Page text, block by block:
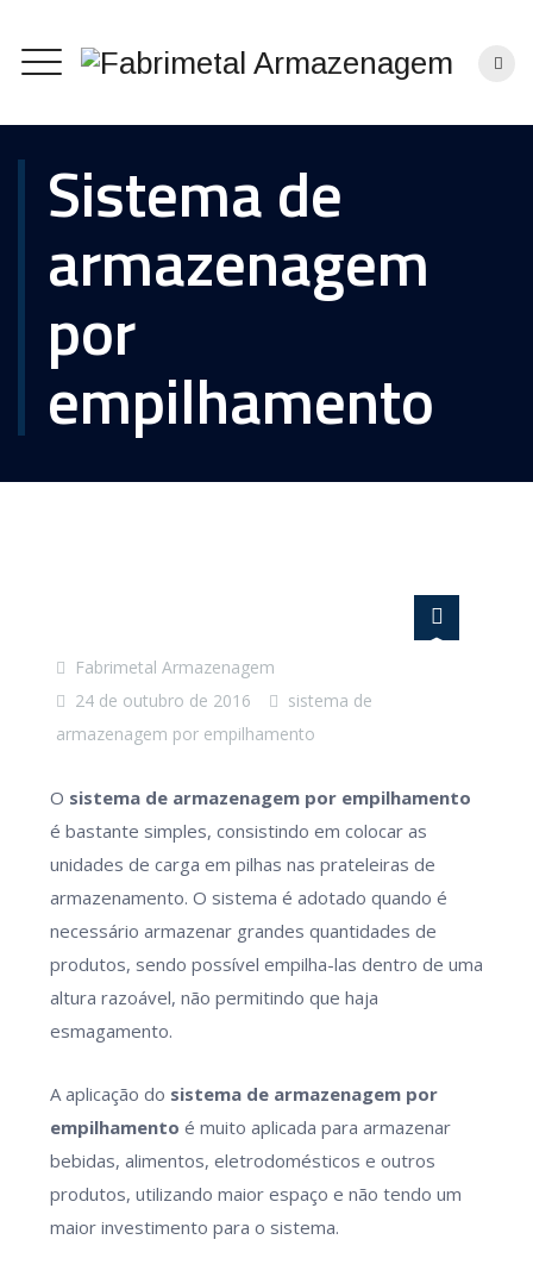
Sistema de
armazenagem
por
empilhamento
Fabrimetal Armazenagem
24 de outubro de 2016
sistema de
armazenagem por empilhamento
O sistema de armazenagem por empilhamento
é bastante simples, consistindo em colocar as
unidades de carga em pilhas nas prateleiras de
armazenamento. O sistema é adotado quando é
necessário armazenar grandes quantidades de
produtos, sendo possível empilha-las dentro de uma
altura razoável, não permitindo que haja
esmagamento.
A aplicação do sistema de armazenagem por
empilhamento é muito aplicada para armazenar
bebidas, alimentos, eletrodomésticos e outros
produtos, utilizando maior espaço e não tendo um
maior investimento para o sistema.